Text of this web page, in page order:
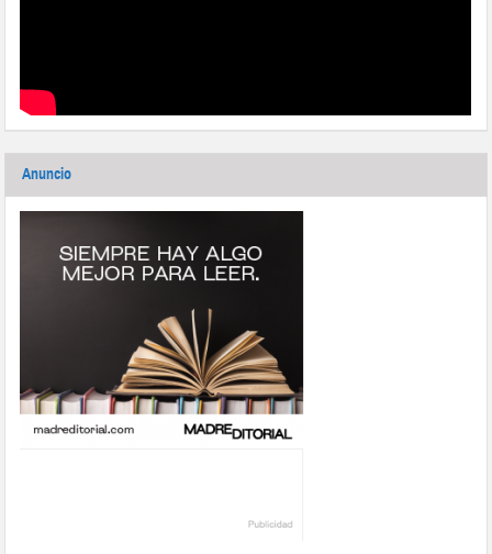
Anuncio